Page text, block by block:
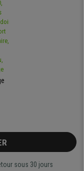
sous 30 jours